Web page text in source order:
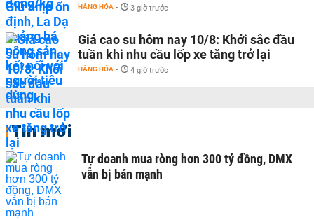
HÀNG HÓA - 3 giờ trước
Giá cao su hôm nay 10/8: Khởi sắc đầu
tuần khi nhu cầu lốp xe tăng trở lại
HÀNG HÓA - 4 giờ trước
Tin mới
Tự doanh mua ròng hơn 300 tỷ đồng, DMX
vẫn bị bán mạnh